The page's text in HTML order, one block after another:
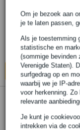
Om je bezoek aan
je te laten passen,
Als je toestemming
statistische en
(sommige bevinden
Verenigde Staten).
surfgedrag op en
waarbij we je IP-
voor herkenning. Zo
relevante
Je kunt je
intrekken via de